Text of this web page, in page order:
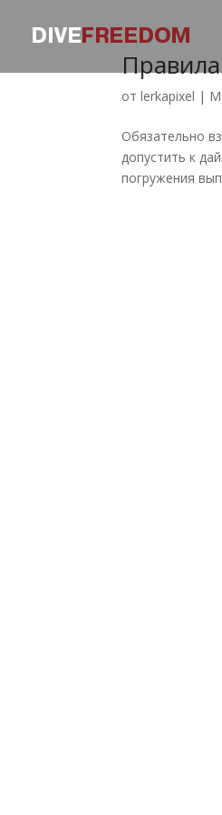
отlerkapixel |
Обязательно
допустить к
погружения